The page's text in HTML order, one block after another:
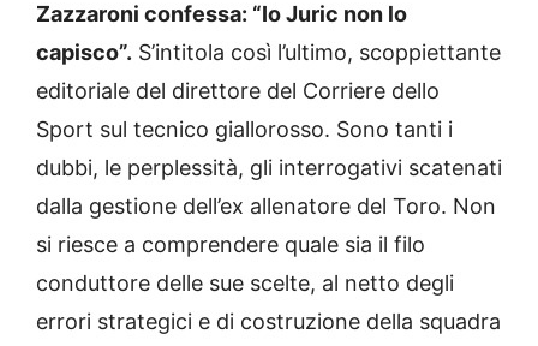
Zazzaroni confessa: “Io Juric non lo
capisco”. S’intitola così l’ultimo, scoppiettante
editoriale del direttore del Corriere dello
Sport sul tecnico giallorosso. Sono tanti i
dubbi, le perplessità, gli interrogativi scatenati
dalla gestione dell’ex allenatore del Toro. Non
si riesce a comprendere quale sia il filo
conduttore delle sue scelte, al netto degli
errori strategici e di costruzione della squadra